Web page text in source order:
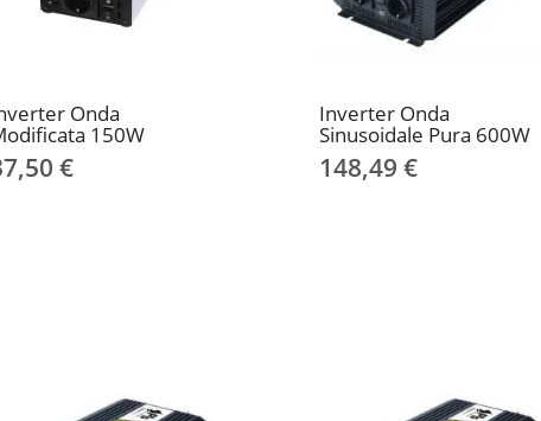
Onda
150W
€
Inverter Onda
Sinusoidale Pura 600W
148,49 €